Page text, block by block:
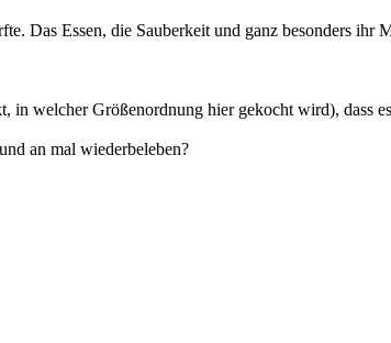
Das Essen, die Sauberkeit und ganz besonders ihr
welcher Größenordnung hier gekocht wird), dass
an mal wiederbeleben?